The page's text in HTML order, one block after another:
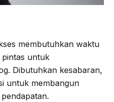
membutuhkan waktu
pintas untuk
Dibutuhkan kesabaran,
untuk membangun